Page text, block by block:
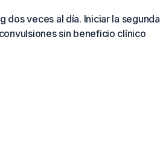
dos veces al día. Iniciar la segunda
sin beneficio clínico